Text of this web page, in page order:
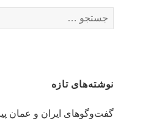
برای:
نوشته‌های تازه
گفت‌وگوهای ایران و عمان